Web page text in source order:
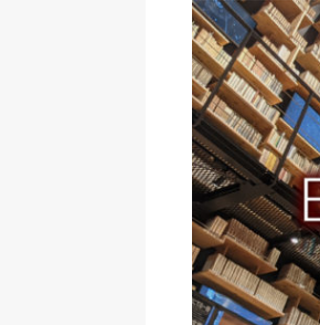
[
日
[
[
刊
[
と
[
[